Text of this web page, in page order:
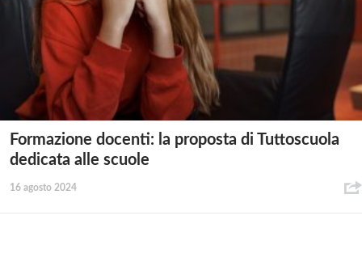
Formazione docenti: la proposta di Tuttoscuola
dedicata alle scuole
16 agosto 2024